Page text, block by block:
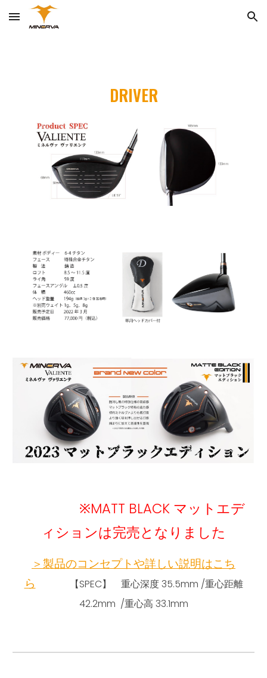
Skip to main content Skip to navigation
DRIVER
※MATT BLACK マットエデ
ィションは完売となりました
＞製品のコンセプトや詳しい説明はこち
ら
【SPEC】 重心深度 35.5mm /重心距離
42.2mm /重心高 33.1mm